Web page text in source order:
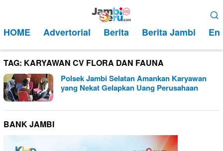
kontenMobile
HOME Advertorial Berita Berita Jambi
TAG: KARYAWAN CV FLORA DAN FAUNA
Polsek Jambi Selatan Amankan Karyawan
yang Nekat Gelapkan Uang Perusahaan
BANK JAMBI